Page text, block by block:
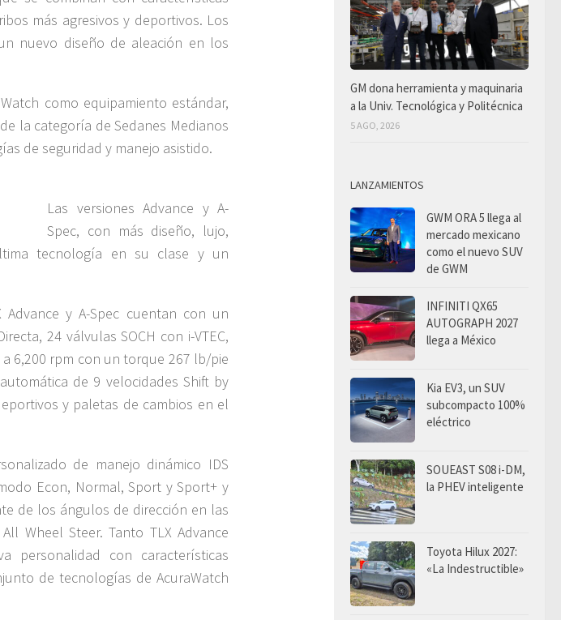
más agresivos y deportivos. Los
nuevo diseño de aleación en los
como equipamiento estándar,
la categoría de Sedanes Medianos
de seguridad y manejo asistido.
Las versiones Advance y A-
Spec, con más diseño, lujo,
tecnología en su clase y un
y A-Spec cuentan con un
24 válvulas SOCH con i-VTEC,
6,200 rpm con un torque 267 lb/pie
de 9 velocidades Shift by
y paletas de cambios en el
de manejo dinámico IDS
Econ, Normal, Sport y Sport+ y
de los ángulos de dirección en las
Wheel Steer. Tanto TLX Advance
personalidad con características
de tecnologías de AcuraWatch
GM dona herramienta y maquinaria
a la Univ. Tecnológica y Politécnica
5 AGO, 2026
LANZAMIENTOS
GWM ORA 5 llega al
mercado mexicano
como el nuevo SUV
de GWM
INFINITI QX65
AUTOGRAPH 2027
llega a México
Kia EV3, un SUV
subcompacto 100%
eléctrico
SOUEAST S08 i-DM,
la PHEV inteligente
Toyota Hilux 2027:
«La Indestructible»